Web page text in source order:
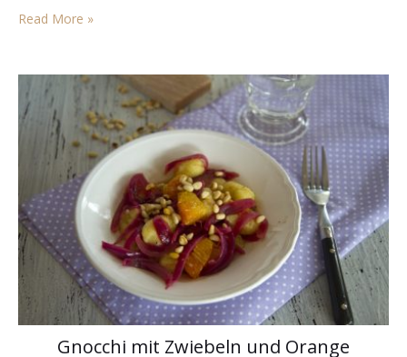
eingekauft, um am Wochenende einen bunten Salat zu
zaubern. Naja, der…
Read More »
Gnocchi mit Zwiebeln und Orange